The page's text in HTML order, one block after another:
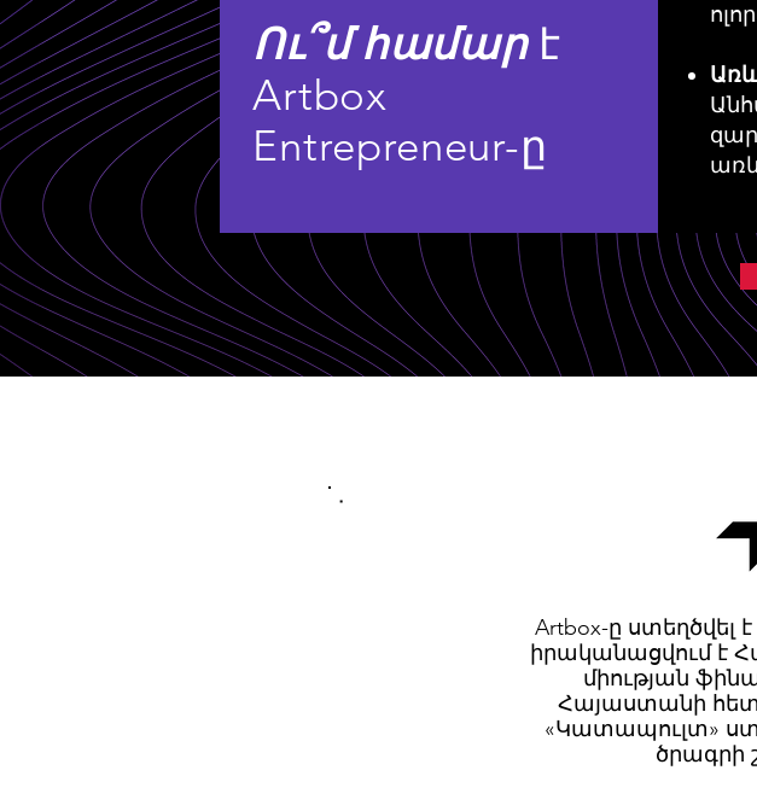
Ու՞մ համարէ
Artbox
Entrepreneur-ը
Artbox-ը ստեղծվել
իրականացվում է
միության
Հայաստանի
«Կատապուլտ»
ծրագրի